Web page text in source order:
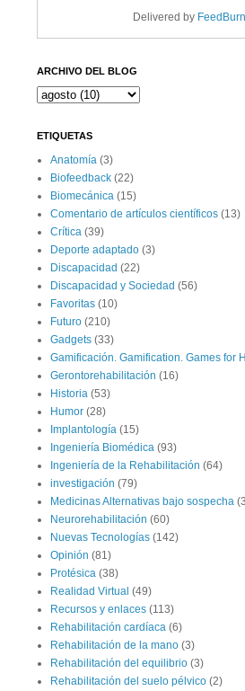
Delivered by
ARCHIVO DEL BLOG
ETIQUETAS
Anatomía (3)
Biofeedback (22)
Biomecánica (15)
Comentario de artículos científicos (13)
Crítica (39)
Deporte adaptado (3)
Discapacidad (22)
Discapacidad y Sociedad (56)
Favoritas (10)
Futuro (210)
Gadgets (33)
Gamificación. Gamification. Games for
Gerontorehabilitación (16)
Historia (53)
Humor (28)
Implantología (15)
Ingeniería Biomédica (93)
Ingeniería de la Rehabilitación (64)
investigación (79)
Medicinas Alternativas bajo sospecha
Neurorehabilitación (60)
Nuevas Tecnologías (142)
Opinión (81)
Protésica (38)
Realidad Virtual (49)
Recursos y enlaces (113)
Rehabilitación cardíaca (6)
Rehabilitación de la mano (3)
Rehabilitación del equilibrio (3)
Rehabilitación del suelo pélvico (2)